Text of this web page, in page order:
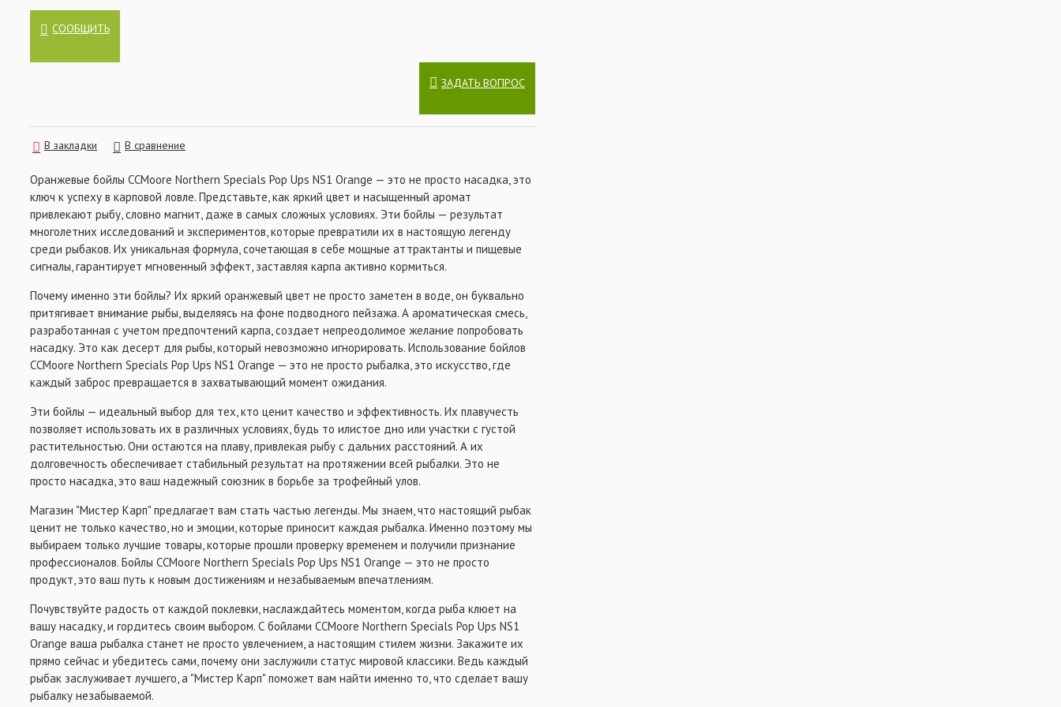
при ловле карпа.
Диаметр: 12 мм, 14 мм, 18 мм, 13 & 14 мм (версия повышенной плавучести).
18 мм - 25 шт.
Рекомендации:
Для повышения уровня аттрактивности этих поп-апов в дальнейшем, производитель
рекомендует покрыть их небольшим количеством соответствующего CCMoore Northern
Specials NS1 Booster Liquid и позволить ему впитаться. Повторив этот процесс несколько
раз, вы получите плавучую приманку воистину непревзойденной аттрактивности.
СООБЩИТЬ
ЗАДАТЬ ВОПРОС
В закладки В сравнение
Оранжевые бойлы CCMoore Northern Specials Pop Ups NS1 Orange — это не просто насадка, это
ключ к успеху в карповой ловле. Представьте, как яркий цвет и насыщенный аромат
привлекают рыбу, словно магнит, даже в самых сложных условиях. Эти бойлы — результат
многолетних исследований и экспериментов, которые превратили их в настоящую легенду
среди рыбаков. Их уникальная формула, сочетающая в себе мощные аттрактанты и пищевые
сигналы, гарантирует мгновенный эффект, заставляя карпа активно кормиться.
Почему именно эти бойлы? Их яркий оранжевый цвет не просто заметен в воде, он буквально
притягивает внимание рыбы, выделяясь на фоне подводного пейзажа. А ароматическая смесь,
разработанная с учетом предпочтений карпа, создает непреодолимое желание попробовать
насадку. Это как десерт для рыбы, который невозможно игнорировать. Использование бойлов
CCMoore Northern Specials Pop Ups NS1 Orange — это не просто рыбалка, это искусство, где
каждый заброс превращается в захватывающий момент ожидания.
Эти бойлы — идеальный выбор для тех, кто ценит качество и эффективность. Их плавучесть
позволяет использовать их в различных условиях, будь то илистое дно или участки с густой
растительностью. Они остаются на плаву, привлекая рыбу с дальних расстояний. А их
долговечность обеспечивает стабильный результат на протяжении всей рыбалки. Это не
просто насадка, это ваш надежный союзник в борьбе за трофейный улов.
Магазин "Мистер Карп" предлагает вам стать частью легенды. Мы знаем, что настоящий рыбак
ценит не только качество, но и эмоции, которые приносит каждая рыбалка. Именно поэтому мы
выбираем только лучшие товары, которые прошли проверку временем и получили признание
профессионалов. Бойлы CCMoore Northern Specials Pop Ups NS1 Orange — это не просто
продукт, это ваш путь к новым достижениям и незабываемым впечатлениям.
Почувствуйте радость от каждой поклевки, наслаждайтесь моментом, когда рыба клюет на
вашу насадку, и гордитесь своим выбором. С бойлами CCMoore Northern Specials Pop Ups NS1
Orange ваша рыбалка станет не просто увлечением, а настоящим стилем жизни. Закажите их
прямо сейчас и убедитесь сами, почему они заслужили статус мировой классики. Ведь каждый
рыбак заслуживает лучшего, а "Мистер Карп" поможет вам найти именно то, что сделает вашу
рыбалку незабываемой.